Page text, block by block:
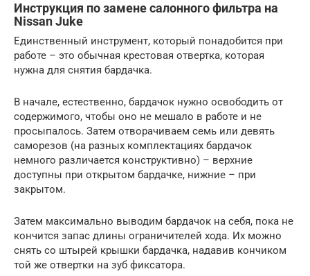
Инструкция по замене салонного фильтра на
Nissan Juke
Единственный инструмент, который понадобится при
работе – это обычная крестовая отвертка, которая
нужна для снятия бардачка.
В начале, естественно, бардачок нужно освободить от
содержимого, чтобы оно не мешало в работе и не
просыпалось. Затем отворачиваем семь или девять
саморезов (на разных комплектациях бардачок
немного различается конструктивно) – верхние
доступны при открытом бардачке, нижние – при
закрытом.
Затем максимально выводим бардачок на себя, пока не
кончится запас длины ограничителей хода. Их можно
снять со штырей крышки бардачка, надавив кончиком
той же отвертки на зуб фиксатора.